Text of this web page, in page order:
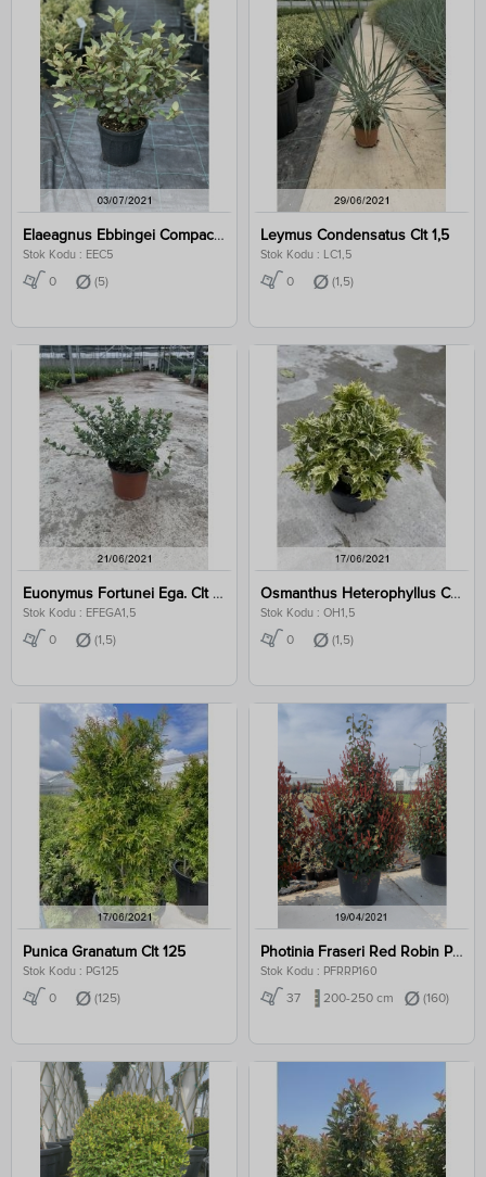
Elaeagnus Ebbingei Compacta Clt 5
Stok Kodu : EEC5
0 (5)
Leymus Condensatus Clt 1,5
Stok Kodu : LC1,5
0 (1,5)
Euonymus Fortunei Ega. Clt 1,5
Stok Kodu : EFEGA1,5
0 (1,5)
Osmanthus Heterophyllus Clt 1,5
Stok Kodu : OH1,5
0 (1,5)
Punica Granatum Clt 125
Stok Kodu : PG125
0 (125)
Photinia Fraseri Red Robin Pyramidalis Clt 160
Stok Kodu : PFRRP160
37 200-250 cm (160)